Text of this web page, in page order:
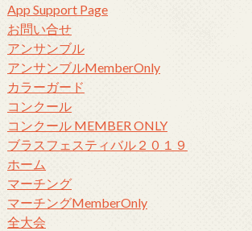
App Support Page
お問い合せ
アンサンブル
アンサンブルMemberOnly
カラーガード
コンクール
コンクール MEMBER ONLY
ブラスフェスティバル２０１９
ホーム
マーチング
マーチングMemberOnly
全大会